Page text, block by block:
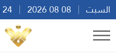
السبت
11:40